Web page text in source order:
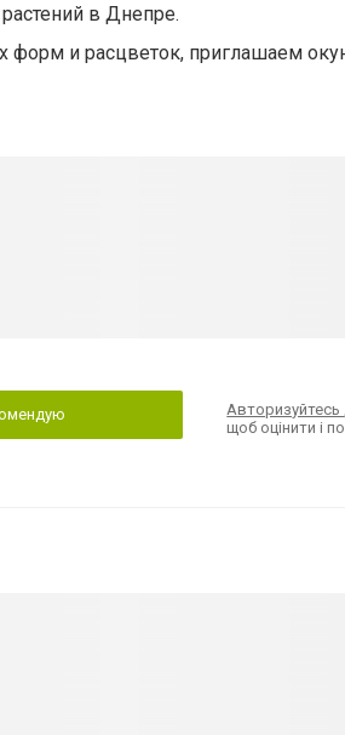
в Днепре.
и расцветок, приглашаем
Авторизуйтесь
щоб оцінити і